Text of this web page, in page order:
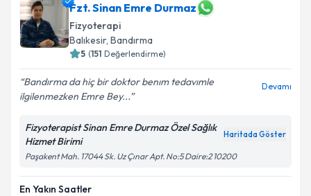
Fzt. Sinan Emre Durmaz
Fizyoterapi
Balıkesir, Bandırma
5 (151 Değerlendirme)
Bandırma da hiç bir doktor benım tedavımle
ilgilenmezken Emre Bey...
Devamı
Fizyoterapist Sinan Emre Durmaz Özel Sağlık
Hizmet Birimi
Haritada Göster
Paşakent Mah. 17044 Sk. Uz Çınar Apt. No:5 Daire:2 10200
En Yakın Saatler